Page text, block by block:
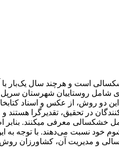
است و هرچند سال یک‌بار
شامل روستاییان شهرستان
دو روش، از عکس و اسناد
در تحقیق، تقدیرگرا
خشکسالی معرفی می­کنند. بنابر
خود نسبت می‌دهند. با توجه به
و مدیریت آن، کشاورزان